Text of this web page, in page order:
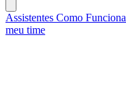
Assistentes Como Funciona
meu time